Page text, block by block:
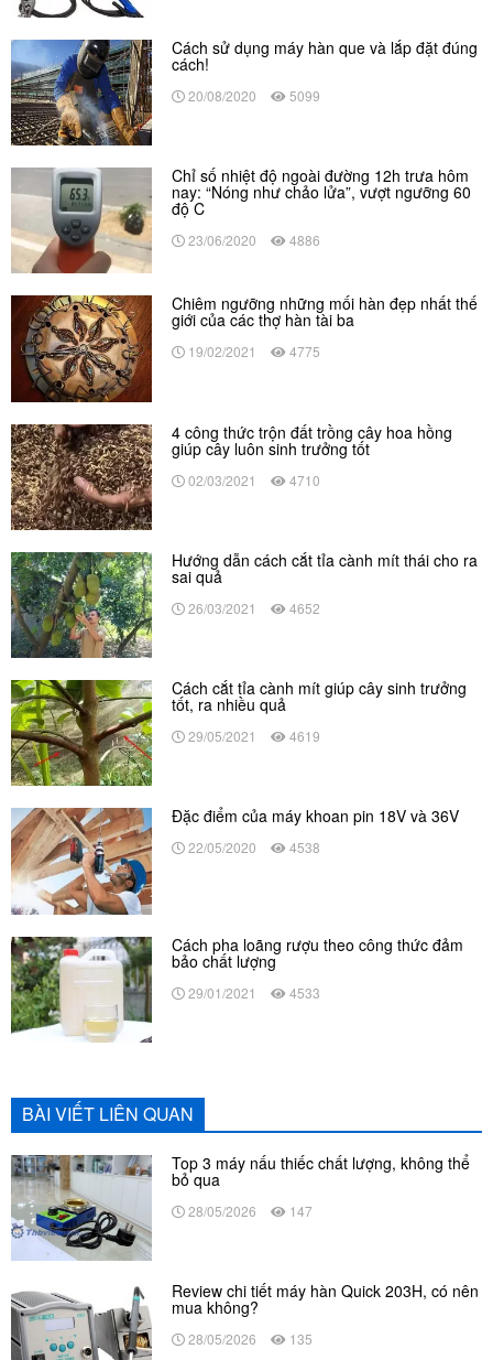
Cách sử dụng máy hàn que và lắp đặt đúng
cách!
20/08/2020 5099
Chỉ số nhiệt độ ngoài đường 12h trưa hôm
nay: “Nóng như chảo lửa”, vượt ngưỡng 60
độ C
23/06/2020 4886
Chiêm ngưỡng những mối hàn đẹp nhất thế
giới của các thợ hàn tài ba
19/02/2021 4775
4 công thức trộn đất trồng cây hoa hồng
giúp cây luôn sinh trưởng tốt
02/03/2021 4710
Hướng dẫn cách cắt tỉa cành mít thái cho ra
sai quả
26/03/2021 4652
Cách cắt tỉa cành mít giúp cây sinh trưởng
tốt, ra nhiều quả
29/05/2021 4619
Đặc điểm của máy khoan pin 18V và 36V
22/05/2020 4538
Cách pha loãng rượu theo công thức đảm
bảo chất lượng
29/01/2021 4533
BÀI VIẾT LIÊN QUAN
Top 3 máy nấu thiếc chất lượng, không thể
bỏ qua
28/05/2026 147
Review chi tiết máy hàn Quick 203H, có nên
mua không?
28/05/2026 135